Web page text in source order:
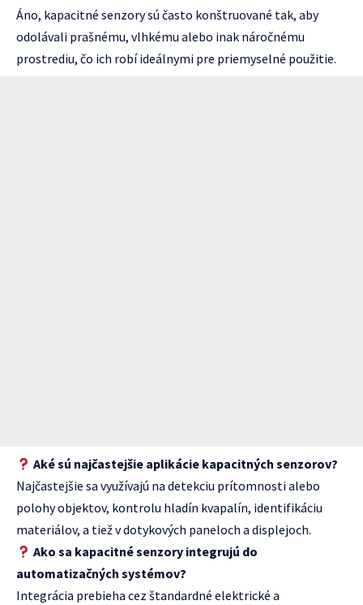
Áno, kapacitné senzory sú často konštruované tak, aby
odolávali prašnému, vlhkému alebo inak náročnému
prostrediu, čo ich robí ideálnymi pre priemyselné použitie.
Aké sú najčastejšie aplikácie kapacitných senzorov?
Najčastejšie sa využívajú na detekciu prítomnosti alebo
polohy objektov, kontrolu hladín kvapalín, identifikáciu
materiálov, a tiež v dotykových paneloch a displejoch.
Ako sa kapacitné senzory integrujú do
automatizačných systémov?
Integrácia prebieha cez štandardné elektrické a